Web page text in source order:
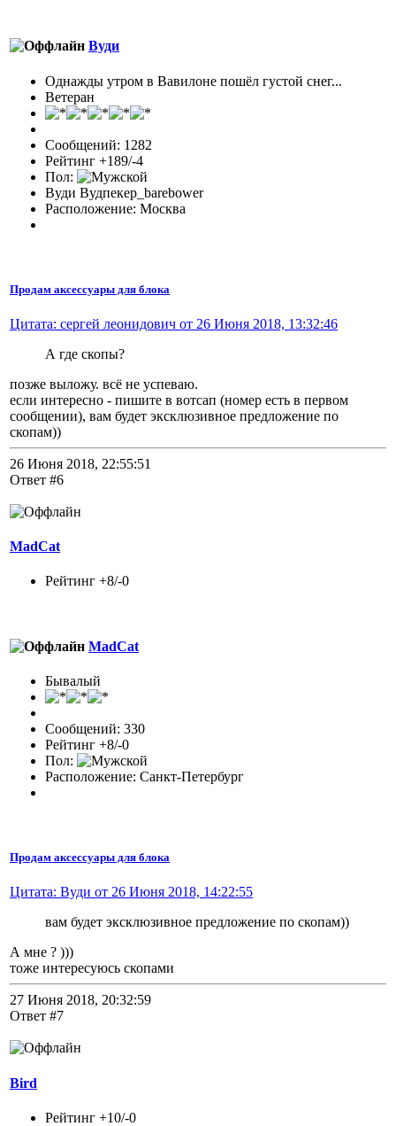
Вуди
Однажды утром в Вавилоне пошёл густой снег...
Ветеран
Сообщений: 1282
Рейтинг +189/-4
Пол:
Вуди Вудпекер_barebower
Расположение: Москва
Продам аксессуары для блока
Цитата: сергей леонидович от 26 Июня 2018, 13:32:46
А где скопы?
позже выложу. всё не успеваю.
если интересно - пишите в вотсап (номер есть в первом
сообщении), вам будет эксклюзивное предложение по
скопам))
26 Июня 2018, 22:55:51
Ответ #6
MadCat
Рейтинг +8/-0
MadCat
Бывалый
Сообщений: 330
Рейтинг +8/-0
Пол:
Расположение: Санкт-Петербург
Продам аксессуары для блока
Цитата: Вуди от 26 Июня 2018, 14:22:55
вам будет эксклюзивное предложение по скопам))
А мне ? )))
тоже интересуюсь скопами
27 Июня 2018, 20:32:59
Ответ #7
Bird
Рейтинг +10/-0